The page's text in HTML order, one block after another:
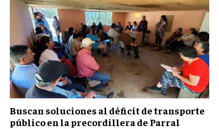
Buscan soluciones al déficit de transporte
público en la precordillera de Parral